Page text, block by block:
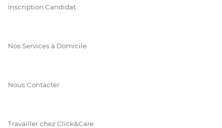
Inscription Candidat
Nos Services à Domicile
Nous Contacter
Travailler chez Click&Care